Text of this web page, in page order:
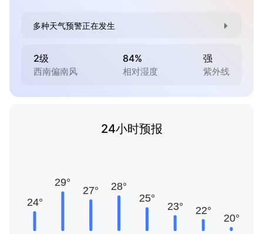
多种天气预警正在发生
2级
西南偏南风
84%
相对湿度
强
紫外线
24小时预报